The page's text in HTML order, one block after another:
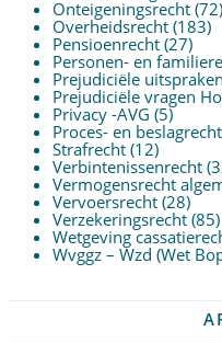
Onteigeningsrecht (72)
Overheidsrecht (183)
Pensioenrecht (27)
Personen- en
Prejudiciële
Prejudiciële vragen
Privacy -AVG (5)
Proces- en beslagrecht
Strafrecht (12)
Verbintenissenrecht
Vermogensrecht
Vervoersrecht (28)
Verzekeringsrecht (85)
Wetgeving
Wvggz – Wzd (Wet